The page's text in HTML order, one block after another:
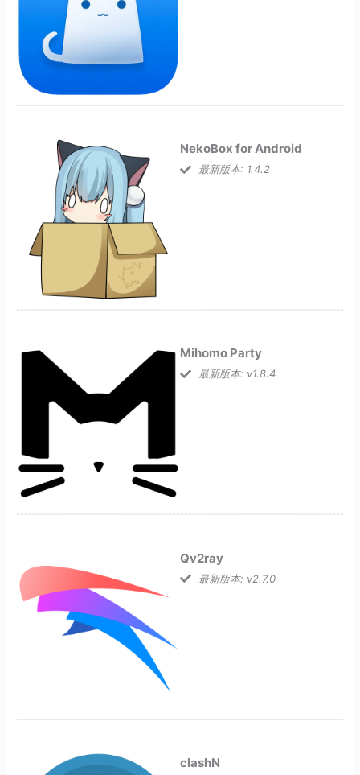
NekoBox for Android
最新版本: 1.4.2
Mihomo Party
最新版本: v1.8.4
Qv2ray
最新版本: v2.7.0
clashN